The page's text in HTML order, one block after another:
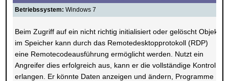
Betriebssystem: Windows 7
Beim Zugriff auf ein nicht richtig initialisiert oder gelöscht Objekt
im Speicher kann durch das Remotedesktopprotokoll (RDP)
eine Remotecodeausführung ermöglicht werden. Nutzt ein
Angreifer dies erfolgreich aus, kann er die vollständige Kontrolle
erlangen. Er könnte Daten anzeigen und ändern, Programme